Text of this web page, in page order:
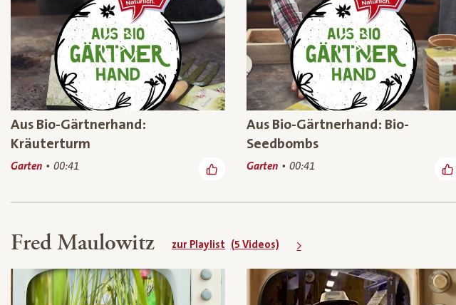
Aus Bio-Gärtnerhand:
Kräuterturm
Garten 00:41
Aus Bio-Gärtnerhand: Bio-
Seedbombs
Garten 00:41
Fred Maulowitz zur Playlist (5 Videos)